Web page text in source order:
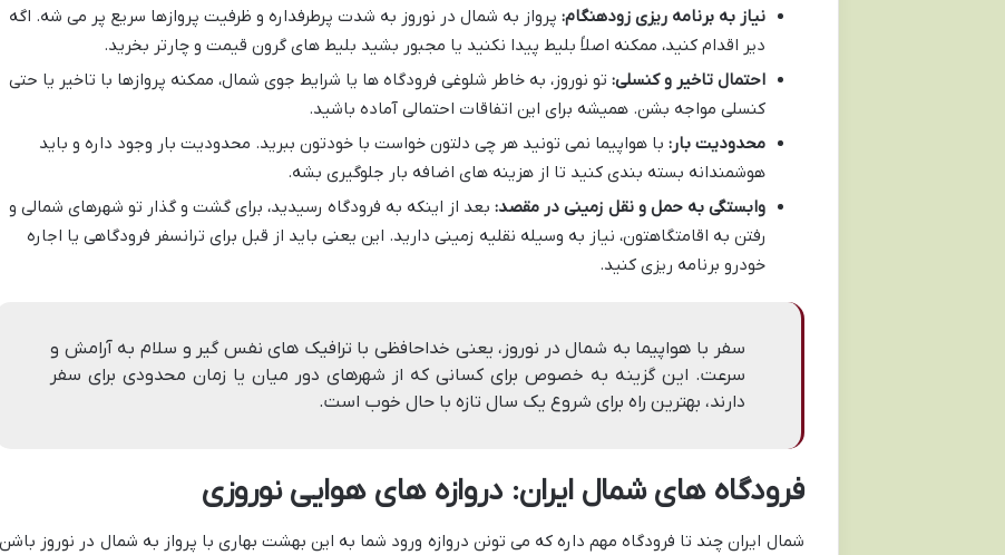
نیاز به برنامه ریزی زودهنگام: پرواز به شمال در نوروز به شدت پرطرفداره و ظرفیت پروازها سریع پر می شه. اگه
دیر اقدام کنید، ممکنه اصلاً بلیط پیدا نکنید یا مجبور بشید بلیط های گرون قیمت و چارتر بخرید.
احتمال تاخیر و کنسلی: تو نوروز، به خاطر شلوغی فرودگاه ها یا شرایط جوی شمال، ممکنه پروازها با تاخیر یا حتی
کنسلی مواجه بشن. همیشه برای این اتفاقات احتمالی آماده باشید.
محدودیت بار: با هواپیما نمی تونید هر چی دلتون خواست با خودتون ببرید. محدودیت بار وجود داره و باید
هوشمندانه بسته بندی کنید تا از هزینه های اضافه بار جلوگیری بشه.
وابستگی به حمل و نقل زمینی در مقصد: بعد از اینکه به فرودگاه رسیدید، برای گشت و گذار تو شهرهای شمالی و
رفتن به اقامتگاهتون، نیاز به وسیله نقلیه زمینی دارید. این یعنی باید از قبل برای ترانسفر فرودگاهی یا اجاره
خودرو برنامه ریزی کنید.
سفر با هواپیما به شمال در نوروز، یعنی خداحافظی با ترافیک های نفس گیر و سلام به آرامش و
سرعت. این گزینه به خصوص برای کسانی که از شهرهای دور میان یا زمان محدودی برای سفر
دارند، بهترین راه برای شروع یک سال تازه با حال خوب است.
فرودگاه های شمال ایران: دروازه های هوایی نوروزی
شمال ایران چند تا فرودگاه مهم داره که می تونن دروازه ورود شما به این بهشت بهاری با پرواز به شمال در نوروز